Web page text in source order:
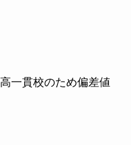
一貫校のため偏差値